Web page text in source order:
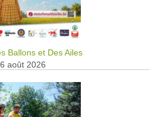
Ballons et Des Ailes
août 2026